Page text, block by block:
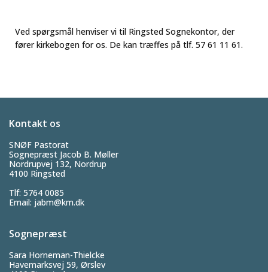
Ved spørgsmål henviser vi til Ringsted Sognekontor, der
fører kirkebogen for os. De kan træffes på tlf. 57 61 11 61.
Kontakt os
SNØF Pastorat
Sognepræst Jacob B. Møller
Nordrupvej 132, Nordrup
4100 Ringsted
Tlf: 5764 0085
Email: jabm@km.dk
Sognepræst
Sara Horneman-Thielcke
Havemarksvej 59, Ørslev